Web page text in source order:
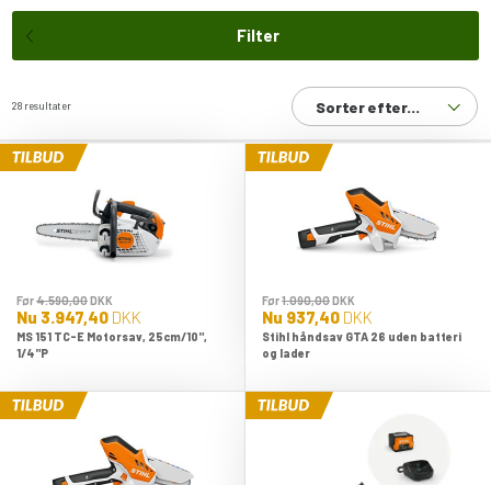
Filter
Sorter efter...
28 resultater
Før4.590,00DKK
Nu 3.947,40 DKK
MS 151 TC-E Motorsav, 25cm/10",
1/4"P
Før1.090,00DKK
Nu 937,40 DKK
Stihl håndsav GTA 26 uden batteri
og lader